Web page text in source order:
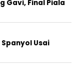
Gavi, Final Piala
Usai